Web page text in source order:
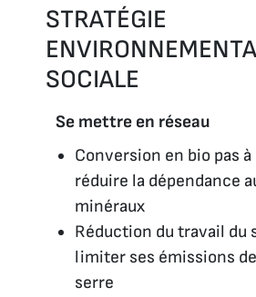
STRATÉGIE
SOCIALE
Se mettre en réseau
Conversion en bio pas à
réduire la dépendance
minéraux
Réduction du travail du
limiter ses émissions
serre